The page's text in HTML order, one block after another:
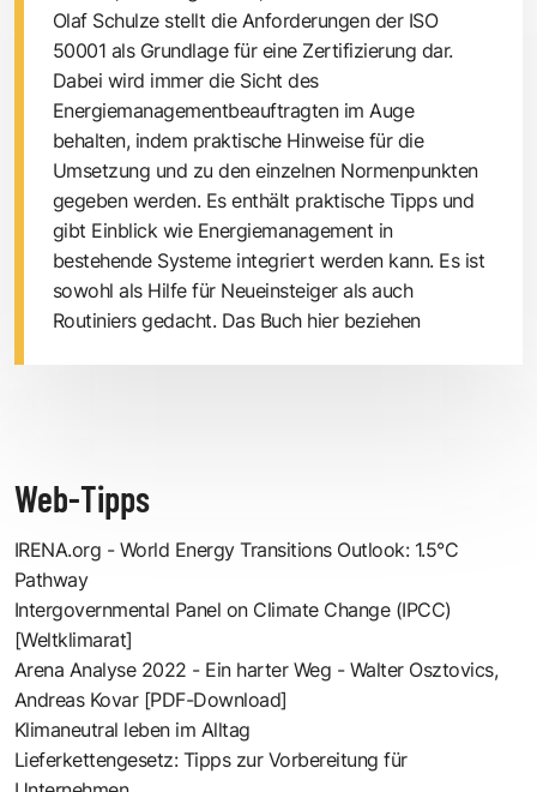
Olaf Schulze stellt die Anforderungen der ISO
50001 als Grundlage für eine Zertifizierung dar.
Dabei wird immer die Sicht des
Energiemanagementbeauftragten im Auge
behalten, indem praktische Hinweise für die
Umsetzung und zu den einzelnen Normenpunkten
gegeben werden. Es enthält praktische Tipps und
gibt Einblick wie Energiemanagement in
bestehende Systeme integriert werden kann. Es ist
sowohl als Hilfe für Neueinsteiger als auch
Routiniers gedacht. Das Buch hier beziehen
Web-Tipps
IRENA.org - World Energy Transitions Outlook: 1.5°C
Pathway
Intergovernmental Panel on Climate Change (IPCC)
[Weltklimarat]
Arena Analyse 2022 - Ein harter Weg - Walter Osztovics,
Andreas Kovar [PDF-Download]
Klimaneutral leben im Alltag
Lieferkettengesetz: Tipps zur Vorbereitung für